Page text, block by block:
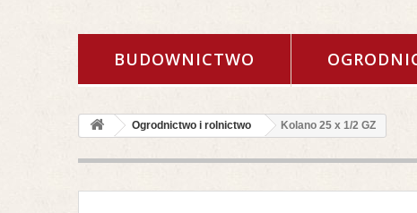
BUDOWNICTWO
Ogrodnictwo i rolnictwo Kolano 25 x 1/2 GZ